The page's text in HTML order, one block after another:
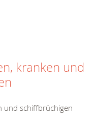
kranken und
und schiffbrüchigen